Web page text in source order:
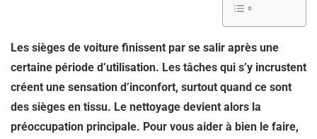
Les sièges de voiture finissent par se salir après une
certaine période d’utilisation. Les tâches qui s’y incrustent
créent une sensation d’inconfort, surtout quand ce sont
des sièges en tissu. Le nettoyage devient alors la
préoccupation principale. Pour vous aider à bien le faire,